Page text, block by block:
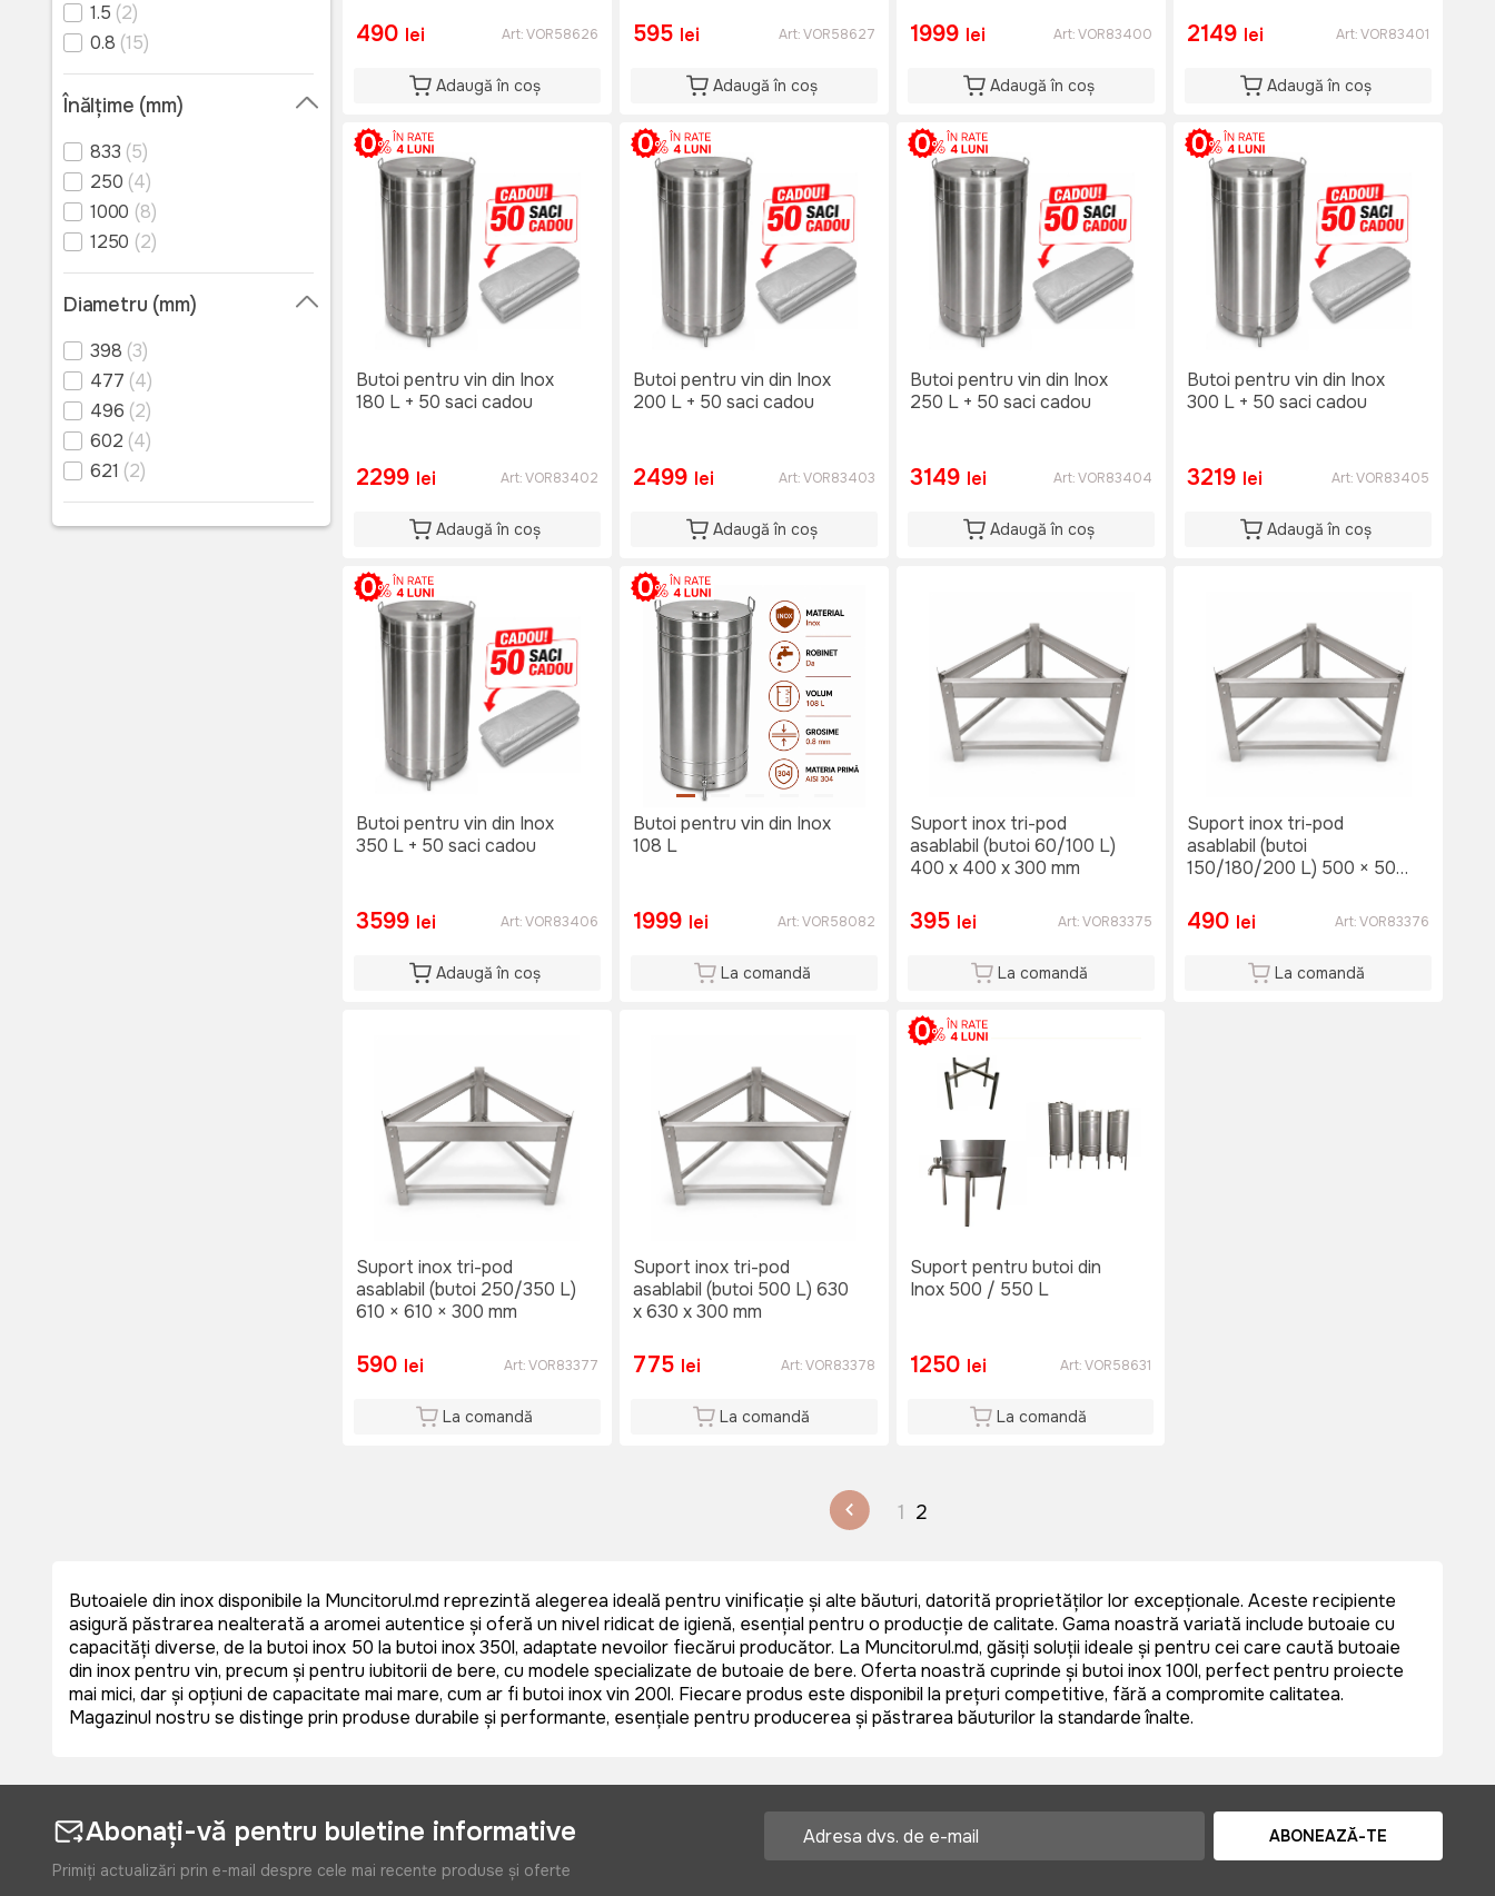
1.5 (2)
0.8 (15)
Înălţime (mm)
833 (5)
250 (4)
1000 (8)
1250 (2)
Diametru (mm)
398 (3)
477 (4)
496 (2)
602 (4)
621 (2)
490 lei Art:VOR58626
Adaugă în coș
595 lei Art:VOR58627
Adaugă în coș
1999 lei Art:VOR83400
Adaugă în coș
2149 lei Art:VOR83401
Adaugă în coș
Butoi pentru vin din Inox
180 L + 50 saci cadou
2299 lei Art:VOR83402
Adaugă în coș
Butoi pentru vin din Inox
200 L + 50 saci cadou
2499 lei Art:VOR83403
Adaugă în coș
Butoi pentru vin din Inox
250 L + 50 saci cadou
3149 lei Art:VOR83404
Adaugă în coș
Butoi pentru vin din Inox
300 L + 50 saci cadou
3219 lei Art:VOR83405
Adaugă în coș
Butoi pentru vin din Inox
350 L + 50 saci cadou
3599 lei Art:VOR83406
Adaugă în coș
Butoi pentru vin din Inox
108 L
1999 lei Art:VOR58082
La comandă
Suport inox tri-pod
asablabil (butoi 60/100 L)
400 x 400 x 300 mm
395 lei Art:VOR83375
La comandă
Suport inox tri-pod
asablabil (butoi
150/180/200 L) 500 × 500
490 lei Art:VOR83376
La comandă
Suport inox tri-pod
asablabil (butoi 250/350 L)
610 × 610 × 300 mm
590 lei Art:VOR83377
La comandă
Suport inox tri-pod
asablabil (butoi 500 L) 630
x 630 x 300 mm
775 lei Art:VOR83378
La comandă
Suport pentru butoi din
Inox 500 / 550 L
1250 lei Art:VOR58631
La comandă
1 2
Butoaiele din inox disponibile la Muncitorul.md reprezintă alegerea ideală pentru vinificație și alte băuturi, datorită proprietăților lor excepționale. Aceste recipiente
asigură păstrarea nealterată a aromei autentice și oferă un nivel ridicat de igienă, esențial pentru o producție de calitate. Gama noastră variată include butoaie cu
capacități diverse, de la butoi inox 50 la butoi inox 350l, adaptate nevoilor fiecărui producător. La Muncitorul.md, găsiți soluții ideale și pentru cei care caută butoaie
din inox pentru vin, precum și pentru iubitorii de bere, cu modele specializate de butoaie de bere. Oferta noastră cuprinde și butoi inox 100l, perfect pentru proiecte
mai mici, dar și opțiuni de capacitate mai mare, cum ar fi butoi inox vin 200l. Fiecare produs este disponibil la prețuri competitive, fără a compromite calitatea.
Magazinul nostru se distinge prin produse durabile și performante, esențiale pentru producerea și păstrarea băuturilor la standarde înalte.
Abonați-vă pentru buletine informative
Primiți actualizări prin e-mail despre cele mai recente produse și oferte
ABONEAZĂ-TE